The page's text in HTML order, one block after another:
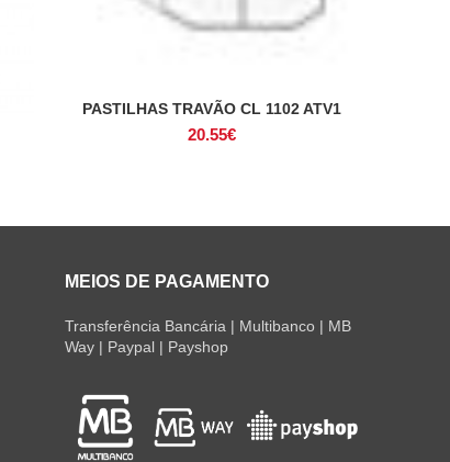
ADICIONAR
PASTILHAS TRAVÃO CL 1102 ATV1
20.55€
MEIOS DE PAGAMENTO
Transferência Bancária | Multibanco | MB
Way | Paypal | Payshop